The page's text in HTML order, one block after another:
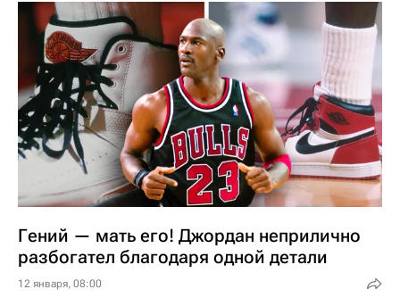
Гений — мать его! Джордан неприлично
разбогател благодаря одной детали
12 января, 08:00